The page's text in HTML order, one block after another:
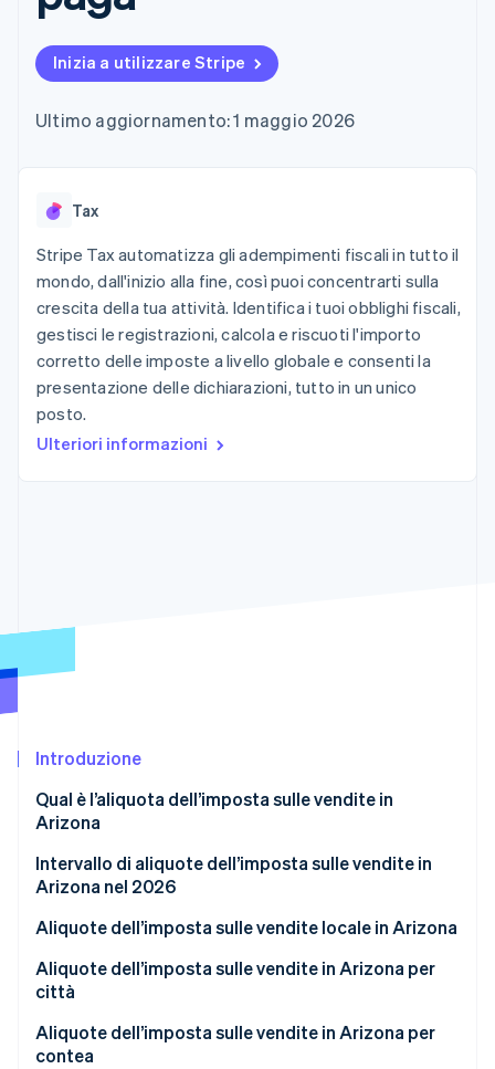
utente
flessibile
Metodi di
pagamento
Accesso a
oltre 125
Pagamenti di
Authorization
Accettazione
Link
Pagamento
accelerato
Financial
Connections
Conti finanziari
collegati
Stripe Sigma
Report
personalizzati
Sincronizzazione
Rimozione del carbonio
Stripe Sessions 2026
Scopri come Stripe sta costruendo l'infrastruttura
Guarda ora
SaaS
Ospitalità, viaggi e
tempo libero
Assicurazione
Media e
intrattenimento
Organizzazioni non
profit
Servizi professionali
Commercio al dettaglio
Offrire addebiti in base
all'utilizzo
garantite da stablecoin
gestisci i servizi con gli
Risorse
Integrazioni app
Esempi di codice
Blog per sviluppatori
Stato dell'API
Conferenza annuale
Sessions
Sala stampa
Stripe Press
Contattaci
Diventa nostro partner
Inizia a utilizzare Stripe
Ultimo aggiornamento: 1 maggio 2026
Tax
Stripe Tax automatizza gli adempimenti fiscali in tutto il
mondo, dall'inizio alla fine, così puoi concentrarti sulla
crescita della tua attività. Identifica i tuoi obblighi fiscali,
gestisci le registrazioni, calcola e riscuoti l'importo
corretto delle imposte a livello globale e consenti la
presentazione delle dichiarazioni, tutto in un unico
posto.
Ulteriori informazioni
Introduzione
Qual è l’aliquota dell’imposta sulle vendite in
Arizona
Intervallo di aliquote dell’imposta sulle vendite in
Arizona nel 2026
Aliquote dell’imposta sulle vendite locale in Arizona
Aliquote dell’imposta sulle vendite in Arizona per
città
Aliquote dell’imposta sulle vendite in Arizona per
contea